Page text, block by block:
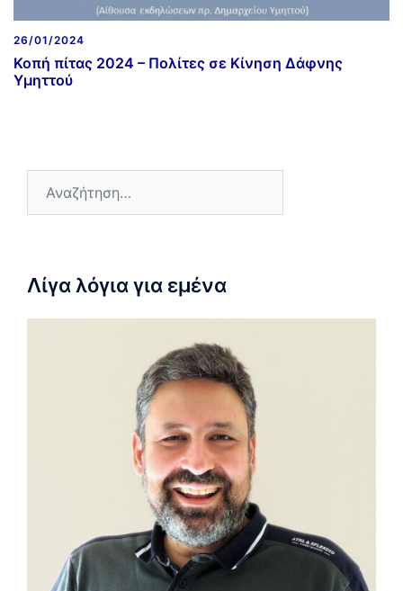
26/01/2024
Κοπή πίτας 2024 – Πολίτες σε Κίνηση Δάφνης
Υμηττού
Λίγα λόγια για εμένα